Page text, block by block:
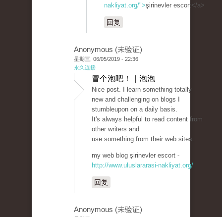
nakliyat.org/">şirinevler escort</a>
回复
Anonymous (未验证)
星期三, 06/05/2019 - 22:36
永久连接
冒个泡吧！ | 泡泡
Nice post. I learn something totally
new and challenging on blogs I
stumbleupon on a daily basis.
It's always helpful to read content from
other writers and
use something from their web sites.
my web blog şirinevler escort -
http://www.uluslararasi-nakliyat.org/
回复
Anonymous (未验证)